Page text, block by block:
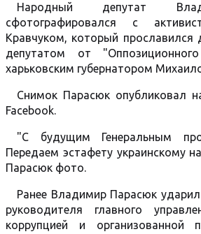
Народный депутат
сфотографировался с
Кравчуком, который
депутатом от
харьковским губернатором
Снимок Парасюк опубликовал
Facebook.
"С будущим Генеральным
Передаем эстафету украинскому
Парасюк фото.
Ранее Владимир Парасюк
руководителя главного
коррупцией и организованной